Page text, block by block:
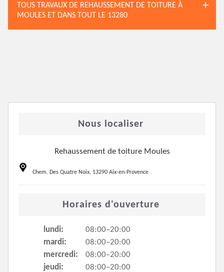
TOUS TRAVAUX DE REHAUSSEMENT DE TOITURE À
MOULES ET DANS TOUT LE 13280
Nous localiser
Rehaussement de toiture Moules
Chem. Des Quatre Noix, 13290 Aix-en-Provence
Horaires d'ouverture
lundi:
08:00–20:00
mardi:
08:00–20:00
mercredi:
08:00–20:00
jeudi:
08:00–20:00